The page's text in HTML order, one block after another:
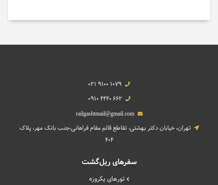
021 9100 1079
0910 4440 662
railgashtmail@gmail.com
تهران، خیابان دکتر بهشتی، تقاطع قائم مقام فراهانی،جنب بانک مهر، پلاک
404
سفرهای ریل‌گشت
تورهای یکروزه